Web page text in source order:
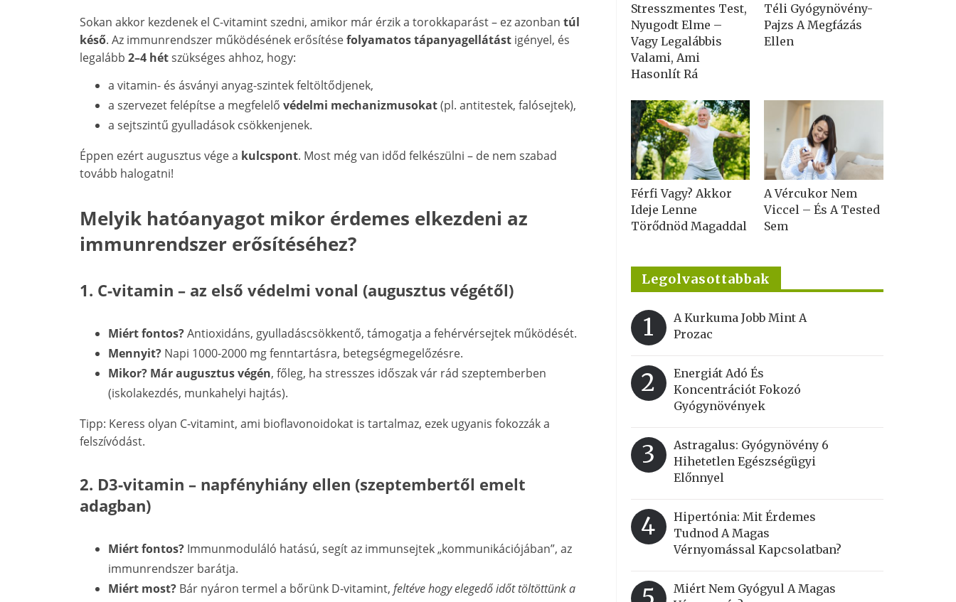
Sokan akkor kezdenek el C-vitamint szedni, amikor már érzik a torokkaparást – ez azonban túl
késő. Az immunrendszer működésének erősítésefolyamatos tápanyagellátást igényel, és
legalább 2–4 hétszükséges ahhoz, hogy:
a vitamin- és ásványi anyag-szintek feltöltődjenek,
a szervezet felépítse a megfelelő védelmi mechanizmusokat(pl. antitestek, falósejtek),
a sejtszintű gyulladások csökkenjenek.
Éppen ezért augusztus vége a kulcspont. Most még van időd felkészülni – de nem szabad
tovább halogatni!
Melyik hatóanyagot mikor érdemes elkezdeni az
immunrendszer erősítéséhez?
1. C-vitamin – az első védelmi vonal (augusztus végétől)
Miért fontos?Antioxidáns, gyulladáscsökkentő, támogatja a fehérvérsejtek működését.
Mennyit? Napi 1000-2000 mg fenntartásra, betegségmegelőzésre.
Mikor? Már augusztus végén, főleg, ha stresszes időszak vár rád szeptemberben
(iskolakezdés, munkahelyi hajtás).
Tipp: Keress olyan C-vitamint, ami bioflavonoidokat is tartalmaz, ezek ugyanis fokozzák a
felszívódást.
2. D3-vitamin – napfényhiány ellen (szeptembertől emelt
adagban)
Miért fontos? Immunmoduláló hatású, segít az immunsejtek „kommunikációjában”, az
immunrendszer barátja.
Miért most? Bár nyáron termel a bőrünk D-vitamint, feltéve hogy elegedő időt töltöttünk a
Stresszmentes Test,
Nyugodt Elme –
Vagy Legalábbis
Valami, Ami
Hasonlít Rá
Téli Gyógynövény-
Pajzs A Megfázás
Ellen
Férfi Vagy? Akkor
Ideje Lenne
Törődnöd Magaddal
A Vércukor Nem
Viccel – És A Tested
Sem
Legolvasottabbak
1
A Kurkuma Jobb Mint A
Prozac
2
Energiát Adó És
Koncentrációt Fokozó
Gyógynövények
3
Astragalus: Gyógynövény 6
Hihetetlen Egészségügyi
Előnnyel
4
Hipertónia: Mit Érdemes
Tudnod A Magas
Vérnyomással Kapcsolatban?
Miért Nem Gyógyul A Magas